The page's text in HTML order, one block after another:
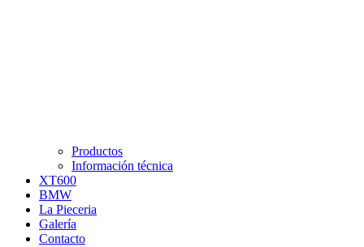
Productos
Información técnica
XT600
BMW
La Pieceria
Galería
Contacto